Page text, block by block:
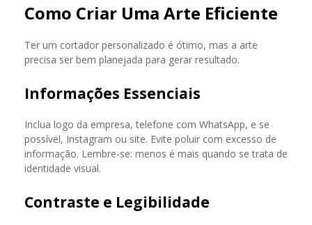
Como Criar Uma Arte Eficiente
Ter um cortador personalizado é ótimo, mas a arte
precisa ser bem planejada para gerar resultado.
Informações Essenciais
Inclua logo da empresa, telefone com WhatsApp, e se
possível, Instagram ou site. Evite poluir com excesso de
informação. Lembre-se: menos é mais quando se trata de
identidade visual.
Contraste e Legibilidade